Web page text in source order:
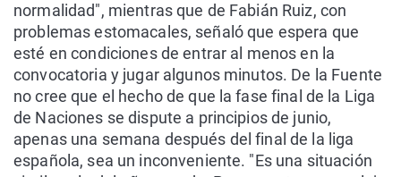
normalidad", mientras que de Fabián Ruiz, con
problemas estomacales, señaló que espera que
esté en condiciones de entrar al menos en la
convocatoria y jugar algunos minutos. De la Fuente
no cree que el hecho de que la fase final de la Liga
de Naciones se dispute a principios de junio,
apenas una semana después del final de la liga
española, sea un inconveniente. "Es una situación